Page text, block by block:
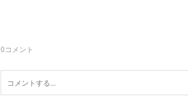
0コメント